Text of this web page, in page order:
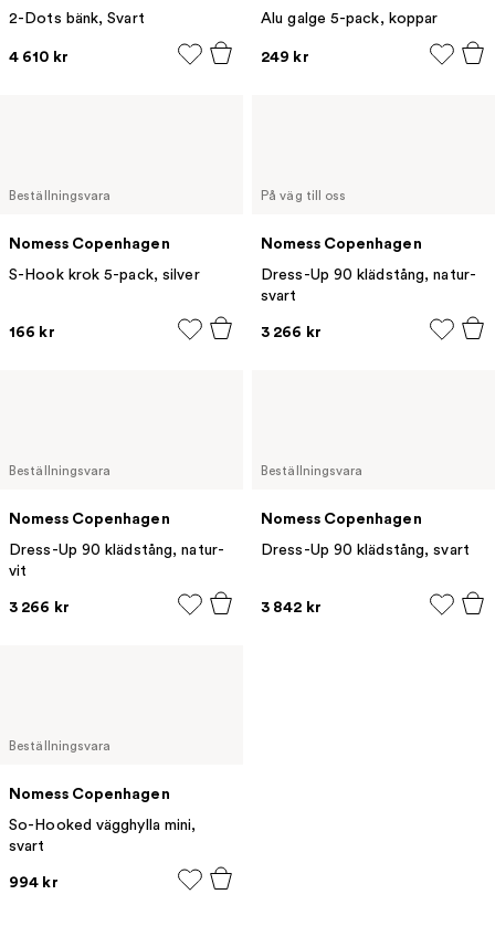
2-Dots bänk, Svart
4 610 kr
Alu galge 5-pack, koppar
249 kr
Beställningsvara
Nomess Copenhagen
S-Hook krok 5-pack, silver
166 kr
På väg till oss
Nomess Copenhagen
Dress-Up 90 klädstång, natur-
svart
3 266 kr
Beställningsvara
Nomess Copenhagen
Dress-Up 90 klädstång, natur-
vit
3 266 kr
Beställningsvara
Nomess Copenhagen
Dress-Up 90 klädstång, svart
3 842 kr
Beställningsvara
Nomess Copenhagen
So-Hooked vägghylla mini,
svart
994 kr